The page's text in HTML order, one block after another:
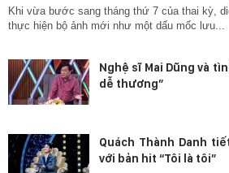
Khi vừa bước sang tháng thứ 7 của thai kỳ,
thực hiện bộ ảnh mới như một dấu mốc lưu...
Nghệ sĩ Mai Dũng và
dễ thương”
Quách Thành Danh
với bản hit “Tôi là tôi”